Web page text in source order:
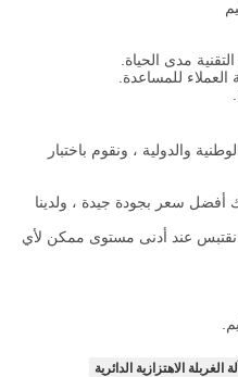
والدولية ، ونقوم باختبار
سعر بجودة جيدة ، ولدينا
عند أدنى مستوى ممكن لأي
الغربلة الاهتزازية الدائرية